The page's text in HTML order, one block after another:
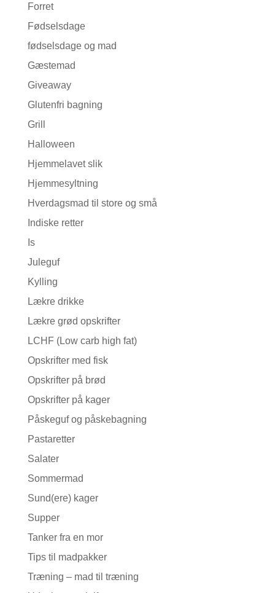
Forret
Fødselsdage
fødselsdage og mad
Gæstemad
Giveaway
Glutenfri bagning
Grill
Halloween
Hjemmelavet slik
Hjemmesyltning
Hverdagsmad til store og små
Indiske retter
Is
Juleguf
Kylling
Lækre drikke
Lækre grød opskrifter
LCHF (Low carb high fat)
Opskrifter med fisk
Opskrifter på brød
Opskrifter på kager
Påskeguf og påskebagning
Pastaretter
Salater
Sommermad
Sund(ere) kager
Supper
Tanker fra en mor
Tips til madpakker
Træning – mad til træning